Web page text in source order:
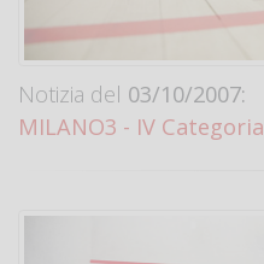
Notizia del 03/10/2007:
MILANO3 - IV Categoria